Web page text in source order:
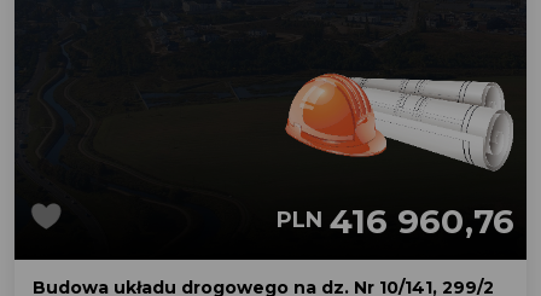
PLN 416 960,76
Budowa układu drogowego na dz. Nr 10/141, 299/2